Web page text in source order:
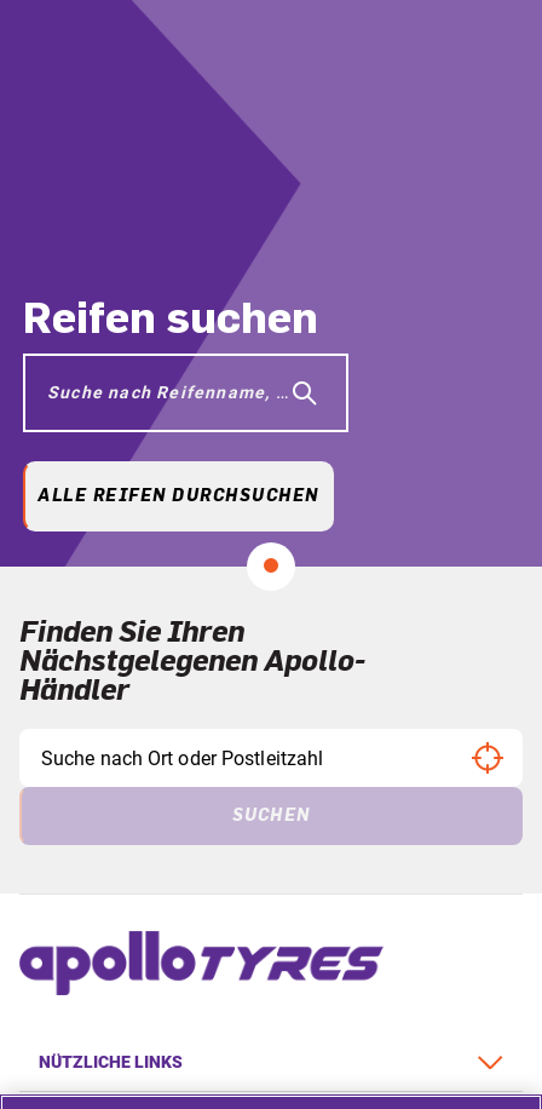
Reifen suchen
Suche nach Reifenname, Größe, Modell usw.
ALLE REIFEN DURCHSUCHEN
Finden Sie Ihren
Nächstgelegenen Apollo-
Händler
SUCHEN
NÜTZLICHE LINKS